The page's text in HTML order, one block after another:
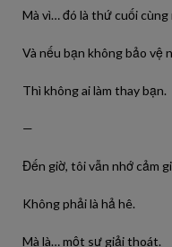
Mà vì… đó là thứ cuối
Và nếu bạn không bảo vệ
Thì không ai làm thay bạn.
—
Đến giờ, tôi vẫn nhớ cảm
Không phải là hả hê.
Mà là… một sự giải thoát.